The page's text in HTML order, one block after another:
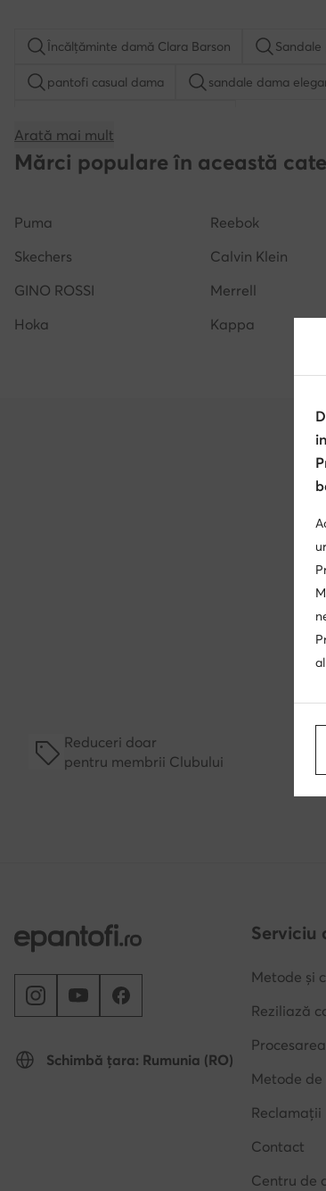
Încălțăminte damă Clara Barson
pantofi casual dama sandale dama
sandale dama negre Puma Speedcat
Arată mai mult
Mărci populare în această
Puma Reebok
Skechers
Calvin Klein
GINO ROSSI
Merrell
Hoka
Kappa
Reduceri doar
pentru membrii Clubului
Schimbă țara: Rumunia (RO)
Serviciu
Metode și
Reziliază
Metode
Reclamații
Contact
Centru de